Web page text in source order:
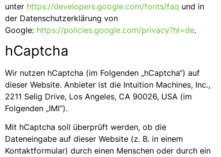
unter https://developers.google.com/fonts/faq und in
der Datenschutzerklärung von
Google: https://policies.google.com/privacy?hl=de.
hCaptcha
Wir nutzen hCaptcha (im Folgenden „hCaptcha“) auf
dieser Website. Anbieter ist die Intuition Machines, Inc.,
2211 Selig Drive, Los Angeles, CA 90026, USA (im
Folgenden „IMI“).
Mit hCaptcha soll überprüft werden, ob die
Dateneingabe auf dieser Website (z. B. in einem
Kontaktformular) durch einen Menschen oder durch ein